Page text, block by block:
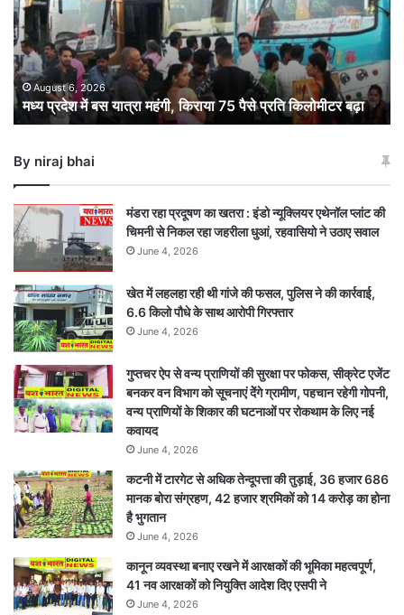
यात्रा
महंगी,
किराया
75
पैसे
प्रति
किलोमीटर
August 6, 2026
मध्य प्रदेश में बस यात्रा महंगी, किराया 75 पैसे प्रति किलोमीटर बढ़ा
By niraj bhai
मंडरा रहा प्रदूषण का खतरा : इंडो न्यूक्लियर एथेनॉल प्लांट की
चिमनी से निकल रहा जहरीला धुआं, रहवासियो ने उठाए सवाल
June 4, 2026
खेत में लहलहा रही थी गांजे की फसल, पुलिस ने की कार्रवाई,
6.6 किलो पौधे के साथ आरोपी गिरफ्तार
June 4, 2026
गुप्तचर ऐप से वन्य प्राणियों की सुरक्षा पर फोकस, सीक्रेट एजेंट
बनकर वन विभाग को सूचनाएं देेंगे ग्रामीण, पहचान रहेगी गोपनी,
वन्य प्राणियों के शिकार की घटनाओं पर रोकथाम के लिए नई
कवायद
June 4, 2026
कटनी में टारगेट से अधिक तेन्दूपत्ता की तुड़ाई, 36 हजार 686
मानक बोरा संग्रहण, 42 हजार श्रमिकों को 14 करोड़ का होना
है भुगतान
June 4, 2026
कानून व्यवस्था बनाए रखने में आरक्षकों की भूमिका महत्वपूर्ण,
41 नव आरक्षकों को नियुक्ति आदेश दिए एसपी ने
June 4, 2026